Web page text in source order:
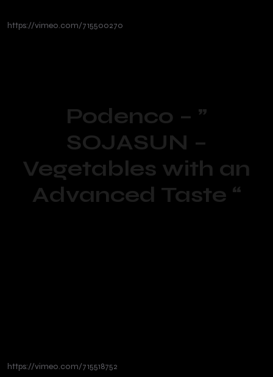
https://vimeo.com/715500270
Podenco – ”
SOJASUN –
Vegetables with an
Advanced Taste “
https://vimeo.com/715518752